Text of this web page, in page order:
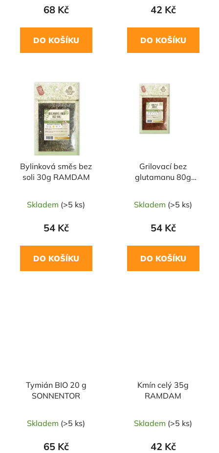
68 Kč
DO KOŠÍKU
42 Kč
DO KOŠÍKU
Bylinková směs bez
soli 30g RAMDAM
Skladem (>5 ks)
54 Kč
DO KOŠÍKU
Grilovací bez
glutamanu 80g
Skladem (>5 ks)
54 Kč
DO KOŠÍKU
Tymián BIO 20 g
SONNENTOR
Skladem (>5 ks)
65 Kč
Kmín celý 35g
RAMDAM
Skladem (>5 ks)
42 Kč